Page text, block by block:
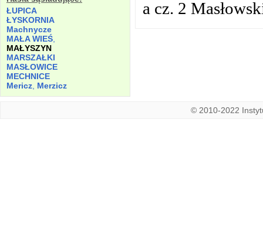
ŁUPICA
ŁYSKORNIA
Machnycze
MAŁA WIEŚ
MAŁYSZYN
MARSZAŁKI
MASŁOWICE
MECHNICE
Mericz Merzicz
a cz. 2
© 2010-2022